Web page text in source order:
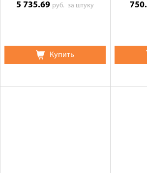
5 735.69 руб.за штуку
Купить